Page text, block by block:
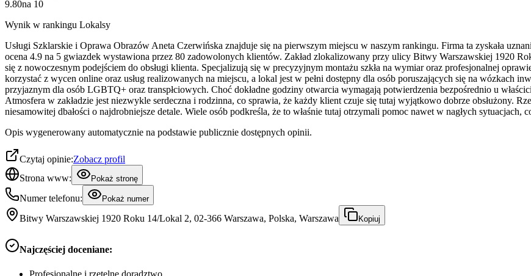
9.80na 10
Wynik w rankingu Lokalsy
Usługi Szklarskie i Oprawa Obrazów Aneta Czerwińska znajduje się na pierwszym miejscu w naszym rankingu. Firma ta zyskała
ocena 4.9 na 5 gwiazdek wystawiona przez 80 zadowolonych klientów. Zakład zlokalizowany przy ulicy Bitwy Warszawskiej 1920
się z nowoczesnym podejściem do obsługi klienta. Specjalizują się w precyzyjnym montażu szkła na wymiar oraz profesjonalnej
korzystać z wycen online oraz usług realizowanych na miejscu, a lokal jest w pełni dostępny dla osób poruszających się na wózkach
przyjaznym dla osób LGBTQ+ oraz transpłciowych. Choć dokładne godziny otwarcia wymagają potwierdzenia bezpośrednio u
Atmosfera w zakładzie jest niezwykle serdeczna i rodzinna, co sprawia, że każdy klient czuje się tutaj wyjątkowo dobrze obsłużony.
niesamowitej dbałości o najdrobniejsze detale. Wiele osób podkreśla, że to właśnie tutaj otrzymali pomoc nawet w nagłych
Opis wygenerowany automatycznie na podstawie publicznie dostępnych opinii.
Czytaj opinie:Zobacz profil
Strona www:
Pokaż stronę
Numer telefonu: Pokaż numer
Bitwy Warszawskiej 1920 Roku 14/Lokal 2, 02-366 Warszawa, Polska, Warszawa Kopiuj
Najczęściej doceniane:
Profesjonalne i rzetelne doradztwo